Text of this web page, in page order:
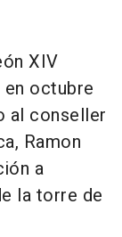
XIV
en octubre
al conseller
Ramon
a
la torre de